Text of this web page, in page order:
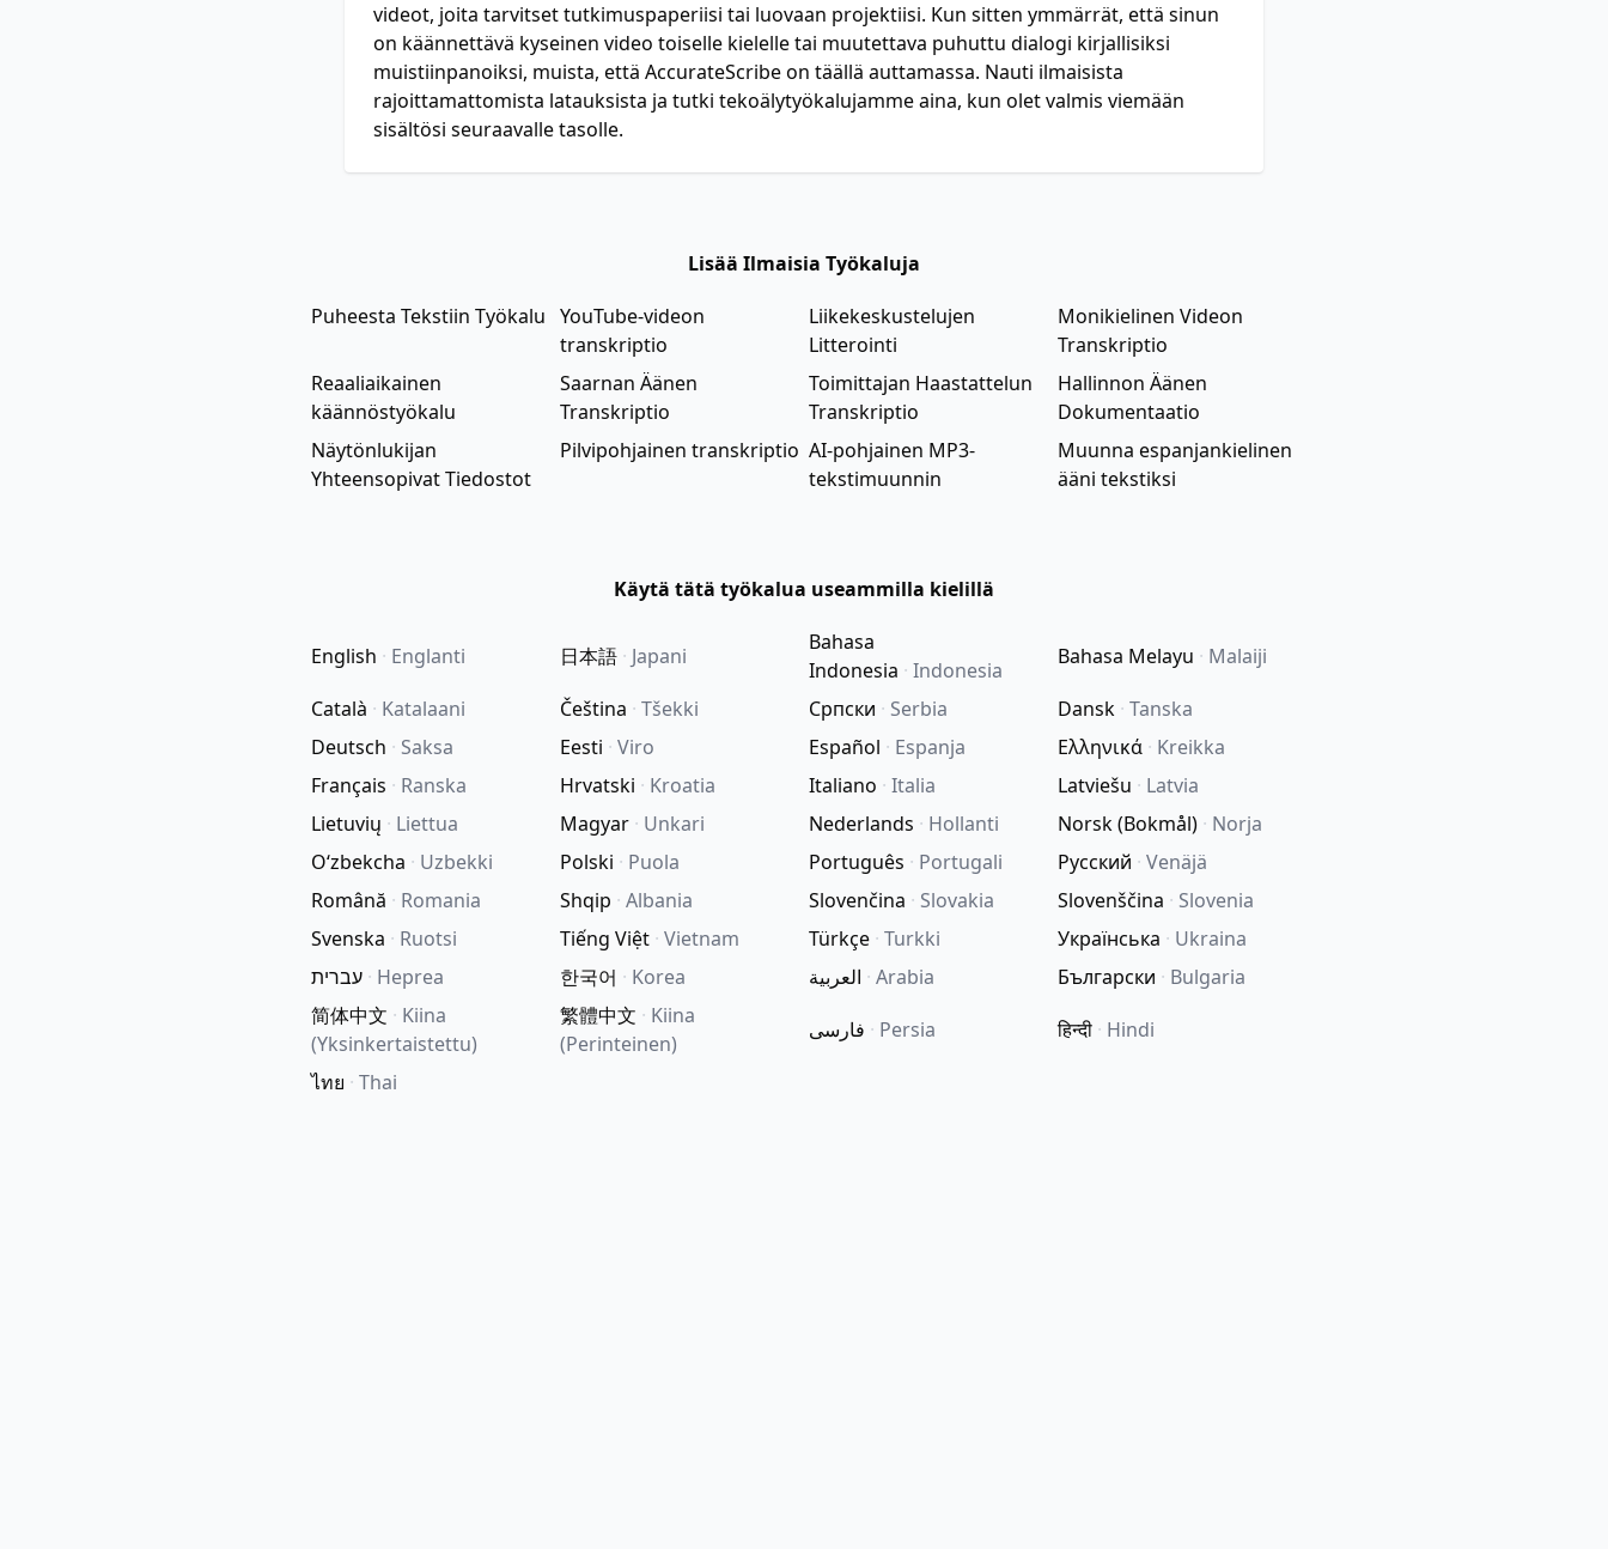
videot, joita tarvitset tutkimuspaperiisi tai luovaan projektiisi. Kun sitten ymmärrät, että sinun
on käännettävä kyseinen video toiselle kielelle tai muutettava puhuttu dialogi kirjallisiksi
muistiinpanoiksi, muista, että AccurateScribe on täällä auttamassa. Nauti ilmaisista
rajoittamattomista latauksista ja tutki tekoälytyökalujamme aina, kun olet valmis viemään
sisältösi seuraavalle tasolle.
Lisää Ilmaisia Työkaluja
Puheesta Tekstiin Työkalu YouTube-videon
transkriptio
Liikekeskustelujen
Litterointi
Monikielinen Videon
Transkriptio
Reaaliaikainen
käännöstyökalu
Saarnan Äänen
Transkriptio
Toimittajan Haastattelun
Transkriptio
Hallinnon Äänen
Dokumentaatio
Näytönlukijan
Yhteensopivat Tiedostot
Pilvipohjainen transkriptio AI-pohjainen MP3-
tekstimuunnin
Muunna espanjankielinen
ääni tekstiksi
Käytä tätä työkalua useammilla kielillä
English · Englanti 日本語 · Japani
Bahasa
Indonesia · Indonesia
Bahasa Melayu · Malaiji
Català · Katalaani Čeština · Tšekki Српски · Serbia Dansk · Tanska
Deutsch · Saksa Eesti · Viro Español · Espanja Ελληνικά · Kreikka
Français · Ranska Hrvatski · Kroatia Italiano · Italia Latviešu · Latvia
Lietuvių · Liettua Magyar · Unkari Nederlands · Hollanti Norsk (Bokmål) · Norja
Oʻzbekcha · Uzbekki Polski · Puola Português · Portugali Русский · Venäjä
Română · Romania Shqip · Albania Slovenčina · Slovakia Slovenščina · Slovenia
Svenska · Ruotsi Tiếng Việt · Vietnam Türkçe · Turkki Українська · Ukraina
עברית · Heprea 한국어 · Korea العربية · Arabia Български · Bulgaria
简体中文 · Kiina
(Yksinkertaistettu)
繁體中文 · Kiina
(Perinteinen)
فارسی · Persia हिन्दी · Hindi
ไทย · Thai